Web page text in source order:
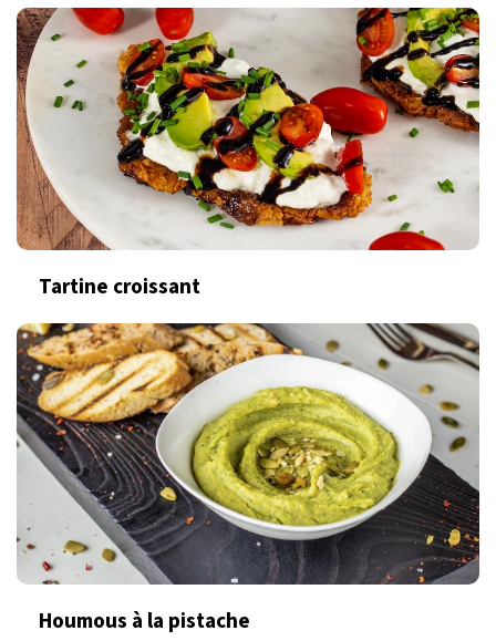
Tartine croissant
Houmous à la pistache